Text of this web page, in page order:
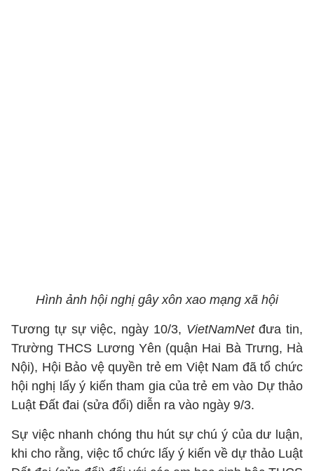
Hình ảnh hội nghị gây xôn xao mạng xã hội
Tương tự sự việc, ngày 10/3, VietNamNetđưa tin,
Trường THCS Lương Yên (quận Hai Bà Trưng, Hà
Nội), Hội Bảo vệ quyền trẻ em Việt Nam đã tổ chức
hội nghị lấy ý kiến tham gia của trẻ em vào Dự thảo
Luật Đất đai (sửa đổi) diễn ra vào ngày 9/3.
Sự việc nhanh chóng thu hút sự chú ý của dư luận,
khi cho rằng, việc tổ chức lấy ý kiến về dự thảo Luật